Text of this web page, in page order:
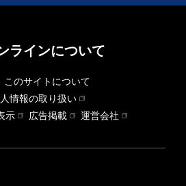
ラインについて
このサイトについて
情報の取り扱い
示
広告掲載
運営会社